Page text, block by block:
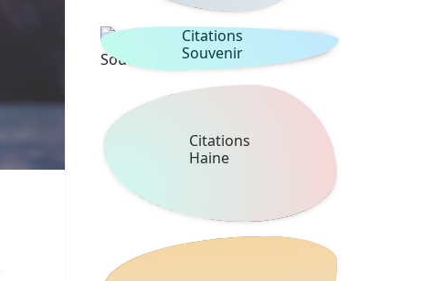
Citations
Souvenir
Citations
Haine